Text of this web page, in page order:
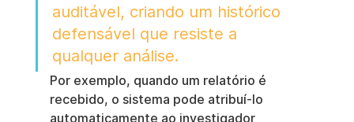
auditável, criando um histórico
defensável que resiste a
qualquer análise.
Por exemplo, quando um relatório é
recebido, o sistema pode atribuí-lo
automaticamente ao investigador